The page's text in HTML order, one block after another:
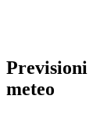
Previsioni
meteo